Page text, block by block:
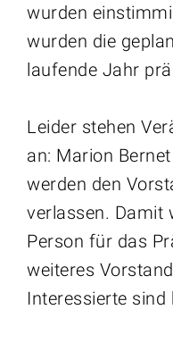
wurden
wurden die
laufende Jahr
Leider stehen
an: Marion
werden den
verlassen. Damit
Person für das
weiteres
Interessierte